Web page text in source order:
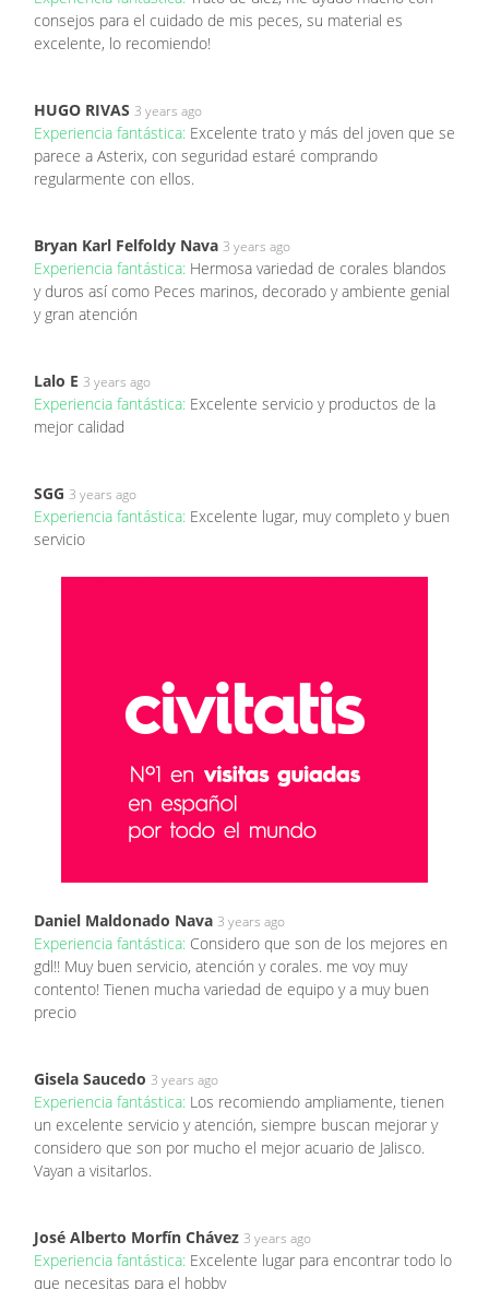
consejos para el cuidado de mis peces, su material es
excelente, lo recomiendo!
HUGO RIVAS 3 years ago
Experiencia fantástica: Excelente trato y más del joven que se
parece a Asterix, con seguridad estaré comprando
regularmente con ellos.
Bryan Karl Felfoldy Nava 3 years ago
Experiencia fantástica: Hermosa variedad de corales blandos
y duros así como Peces marinos, decorado y ambiente genial
y gran atención
Lalo E 3 years ago
Experiencia fantástica: Excelente servicio y productos de la
mejor calidad
SGG 3 years ago
Experiencia fantástica: Excelente lugar, muy completo y buen
servicio
Daniel Maldonado Nava 3 years ago
Experiencia fantástica: Considero que son de los mejores en
gdl!! Muy buen servicio, atención y corales. me voy muy
contento! Tienen mucha variedad de equipo y a muy buen
precio
Gisela Saucedo 3 years ago
Experiencia fantástica: Los recomiendo ampliamente, tienen
un excelente servicio y atención, siempre buscan mejorar y
considero que son por mucho el mejor acuario de Jalisco.
Vayan a visitarlos.
José Alberto Morfín Chávez 3 years ago
Experiencia fantástica: Excelente lugar para encontrar todo lo
que necesitas para el hobby